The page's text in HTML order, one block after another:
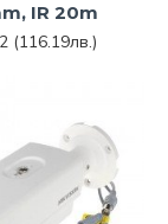
IR 20m
(116.19лв.)